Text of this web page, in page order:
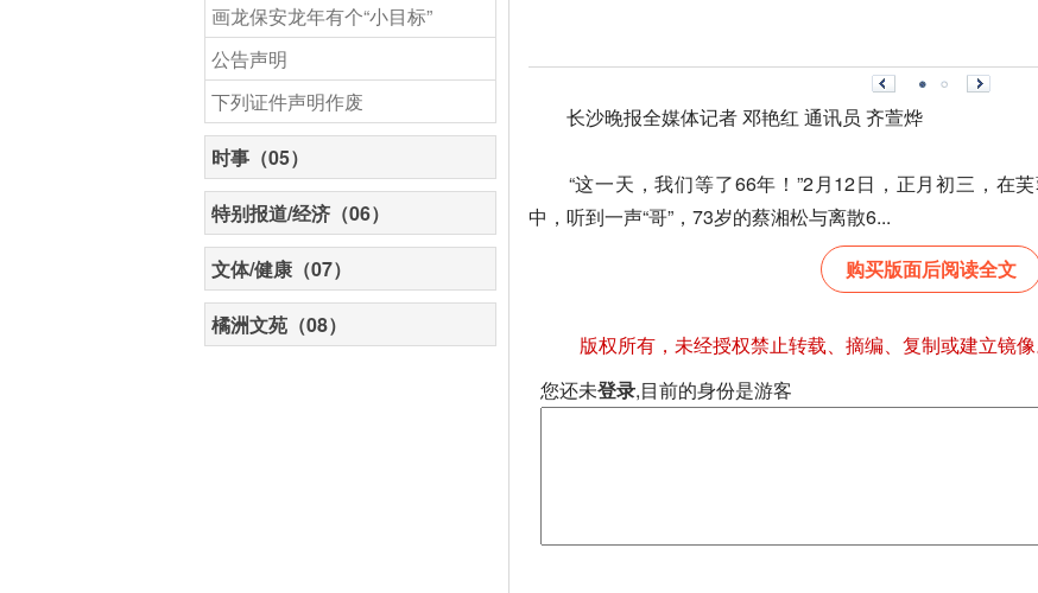
画龙保安龙年有个“小目标”
公告声明
下列证件声明作废
时事（05）
特别报道/经济（06）
文体/健康（07）
橘洲文苑（08）
长沙晚报全媒体记者 邓艳红 通讯员 齐萱烨
“这一天，我们等了66年！”2月12日，正月初三，在
中，听到一声“哥”，73岁的蔡湘松与离散6...
购买版面后阅读全文
版权所有，未经授权禁止转载、摘编、复制或建立镜像
您还未登录,目前的身份是游客